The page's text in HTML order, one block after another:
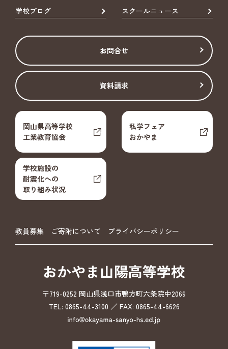
学校ブログ スクールニュース
お問合せ
資料請求
岡山県高等学校
工業教育協会
私学フェア
おかやま
学校施設の
耐震化への
取り組み状況
教員募集 ご寄附について プライバシーポリシー
おかやま山陽高等学校
〒719-0252 岡山県浅口市鴨方町六条院中2069
TEL: 0865-44-3100 ／ FAX: 0865-44-6626